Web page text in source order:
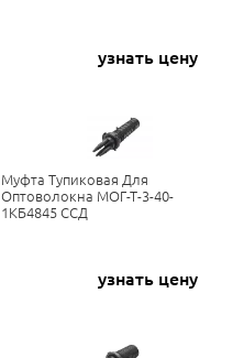
узнать цену
Муфта Тупиковая Для
Оптоволокна МОГ-Т-3-40-
1КБ4845 ССД
узнать цену